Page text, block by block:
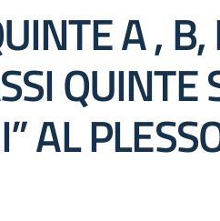
A , B,
QUINTE
AL